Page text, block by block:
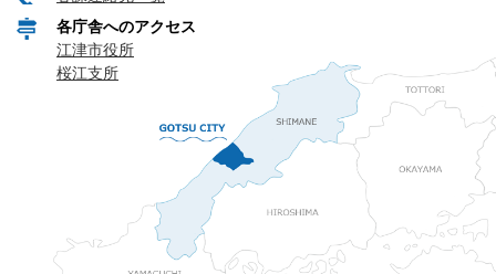
各庁舎へのアクセス
江津市役所
桜江支所